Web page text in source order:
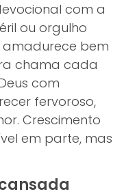
com a
ou orgulho
amadurece bem
chama cada
com
fervoroso,
Crescimento
em parte, mas